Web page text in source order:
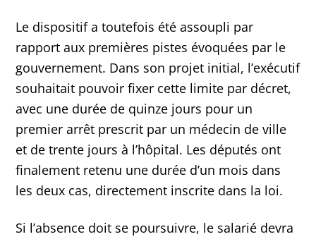
Le dispositif a toutefois été assoupli par
rapport aux premières pistes évoquées par le
gouvernement. Dans son projet initial, l’exécutif
souhaitait pouvoir fixer cette limite par décret,
avec une durée de quinze jours pour un
premier arrêt prescrit par un médecin de ville
et de trente jours à l’hôpital. Les députés ont
finalement retenu une durée d’un mois dans
les deux cas, directement inscrite dans la loi.
Si l’absence doit se poursuivre, le salarié devra